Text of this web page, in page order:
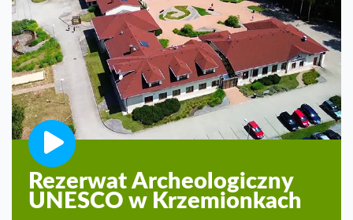
Rezerwat Archeologiczny
UNESCO w Krzemionkach